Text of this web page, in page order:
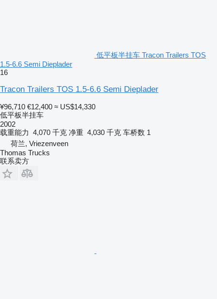
低平板半挂车 Tracon Trailers TOS
1.5-6.6 Semi Dieplader
16
Tracon Trailers TOS 1.5-6.6 Semi Dieplader
¥96,710 €12,400 ≈ US$14,330
低平板半挂车
2002
载重能力 4,070 千克 净重 4,030 千克 车桥数 1
荷兰, Vriezenveen
Thomas Trucks
联系卖方